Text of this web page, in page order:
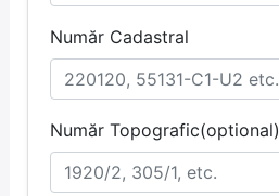
Număr Cadastral
Număr Topografic(optional)